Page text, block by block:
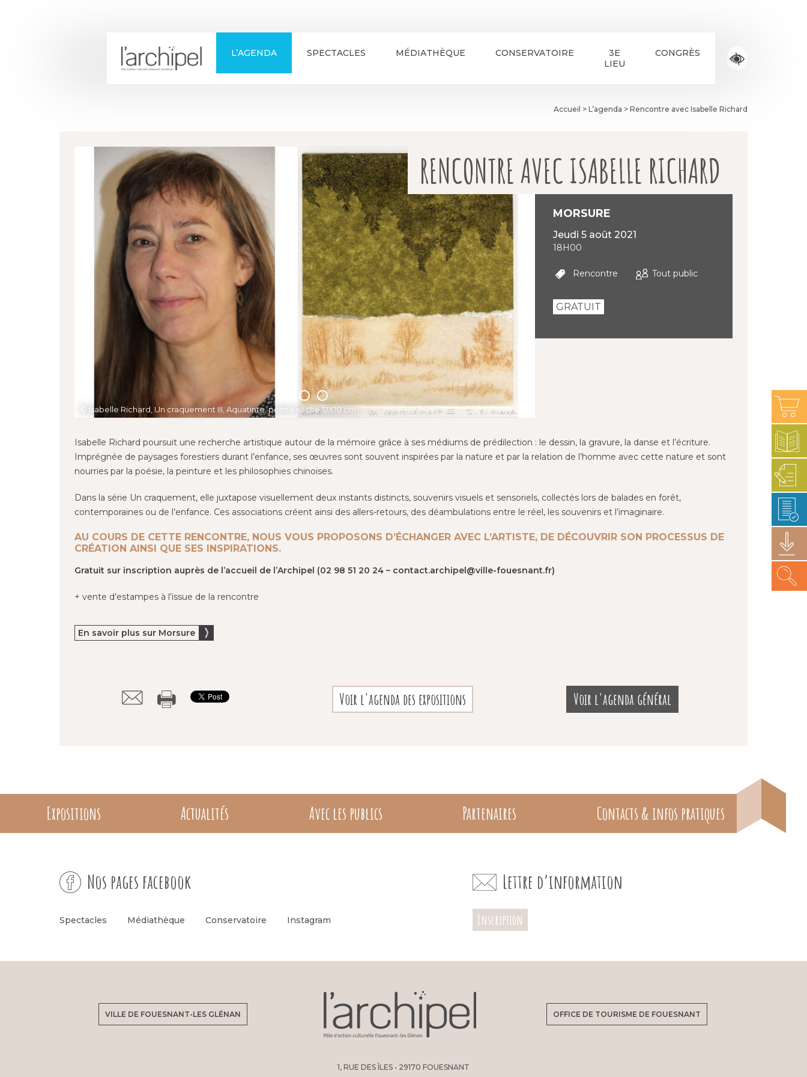
L’AGENDA SPECTACLES MÉDIATHÈQUE CONSERVATOIRE
3E
LIEU
CONGRÈS
Accueil > L’agenda > Rencontre avec Isabelle Richard
RENCONTRE AVEC ISABELLE RICHARD
© Isabelle Richard, Un craquement III, Aquatinte, pointe sèche,12X10 cm
© Isabelle Richard, Un craquement VII, Eau forte, Aquatinte, 10X21 cm, 2021
© Isabelle Richard, Un craquement VIII, Aquatinte, pointe sèche, 9X21 cm, 2021
MORSURE
jeudi 5 août 2021
18H00
Rencontre Tout public
GRATUIT
Isabelle Richard poursuit une recherche artistique autour de la mémoire grâce à ses médiums de prédilection : le dessin, la gravure, la danse et l’écriture.
Imprégnée de paysages forestiers durant l’enfance, ses œuvres sont souvent inspirées par la nature et par la relation de l’homme avec cette nature et sont
nourries par la poésie, la peinture et les philosophies chinoises.
Dans la série Un craquement, elle juxtapose visuellement deux instants distincts, souvenirs visuels et sensoriels, collectés lors de balades en forêt,
contemporaines ou de l’enfance. Ces associations créent ainsi des allers-retours, des déambulations entre le réel, les souvenirs et l’imaginaire.
AU COURS DE CETTE RENCONTRE, NOUS VOUS PROPOSONS D’ÉCHANGER AVEC L’ARTISTE, DE DÉCOUVRIR SON PROCESSUS DE
CRÉATION AINSI QUE SES INSPIRATIONS.
Gratuit sur inscription auprès de l’accueil de l’Archipel (02 98 51 20 24 – contact.archipel@ville-fouesnant.fr)
+ vente d’estampes à l’issue de la rencontre
En savoir plus sur Morsure
Voir l'agenda des expositions Voir l'agenda général
Expositions Actualités Avec les publics Partenaires Contacts & infos pratiques
Nos pages facebook
Spectacles Médiathèque Conservatoire Instagram
Lettre d’information
Inscription
VILLE DE FOUESNANT-LES GLÉNAN OFFICE DE TOURISME DE FOUESNANT
1, RUE DES ÎLES • 29170 FOUESNANT